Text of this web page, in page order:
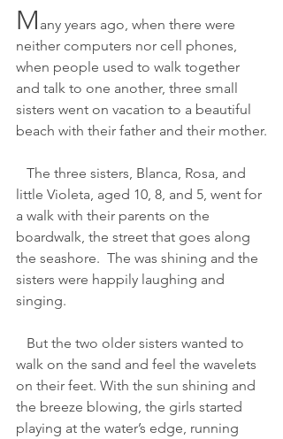
M any years ago, when there were
neither computers nor cell phones,
when people used to walk together
and talk to one another, three small
sisters went on vacation to a beautiful
beach with their father and their mother.
little Violeta, aged 10, 8, and 5, went for
a walk with their parents on the
boardwalk, the street that goes along
the seashore.  The was shining and the
sisters were happily laughing and
singing.
walk on the sand and feel the wavelets
on their feet. With the sun shining and
the breeze blowing, the girls started
playing at the water’s edge, running